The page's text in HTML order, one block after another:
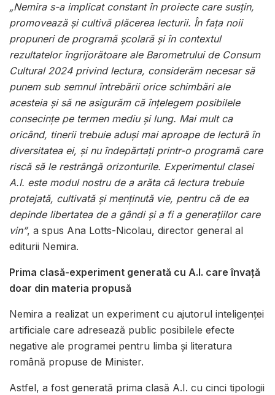
„Nemira s-a implicat constant în proiecte care susțin,
promovează și cultivă plăcerea lecturii. În fața noii
propuneri de programă școlară și în contextul
rezultatelor îngrijorătoare ale Barometrului de Consum
Cultural 2024 privind lectura, considerăm necesar să
punem sub semnul întrebării orice schimbări ale
acesteia și să ne asigurăm că înțelegem posibilele
consecințe pe termen mediu și lung. Mai mult ca
oricând, tinerii trebuie aduși mai aproape de lectură în
diversitatea ei, și nu îndepărtați printr-o programă care
riscă să le restrângă orizonturile. Experimentul clasei
A.I. este modul nostru de a arăta că lectura trebuie
protejată, cultivată și menținută vie, pentru că de ea
depinde libertatea de a gândi și a fi a generațiilor care
vin”, a spus Ana Lotts-Nicolau, director general al
editurii Nemira.
Prima clasă-experiment generată cu A.I. care învață
doar din materia propusă
Nemira a realizat un experiment cu ajutorul inteligenței
artificiale care adresează public posibilele efecte
negative ale programei pentru limba și literatura
română propuse de Minister.
Astfel, a fost generată prima clasă A.I. cu cinci tipologii